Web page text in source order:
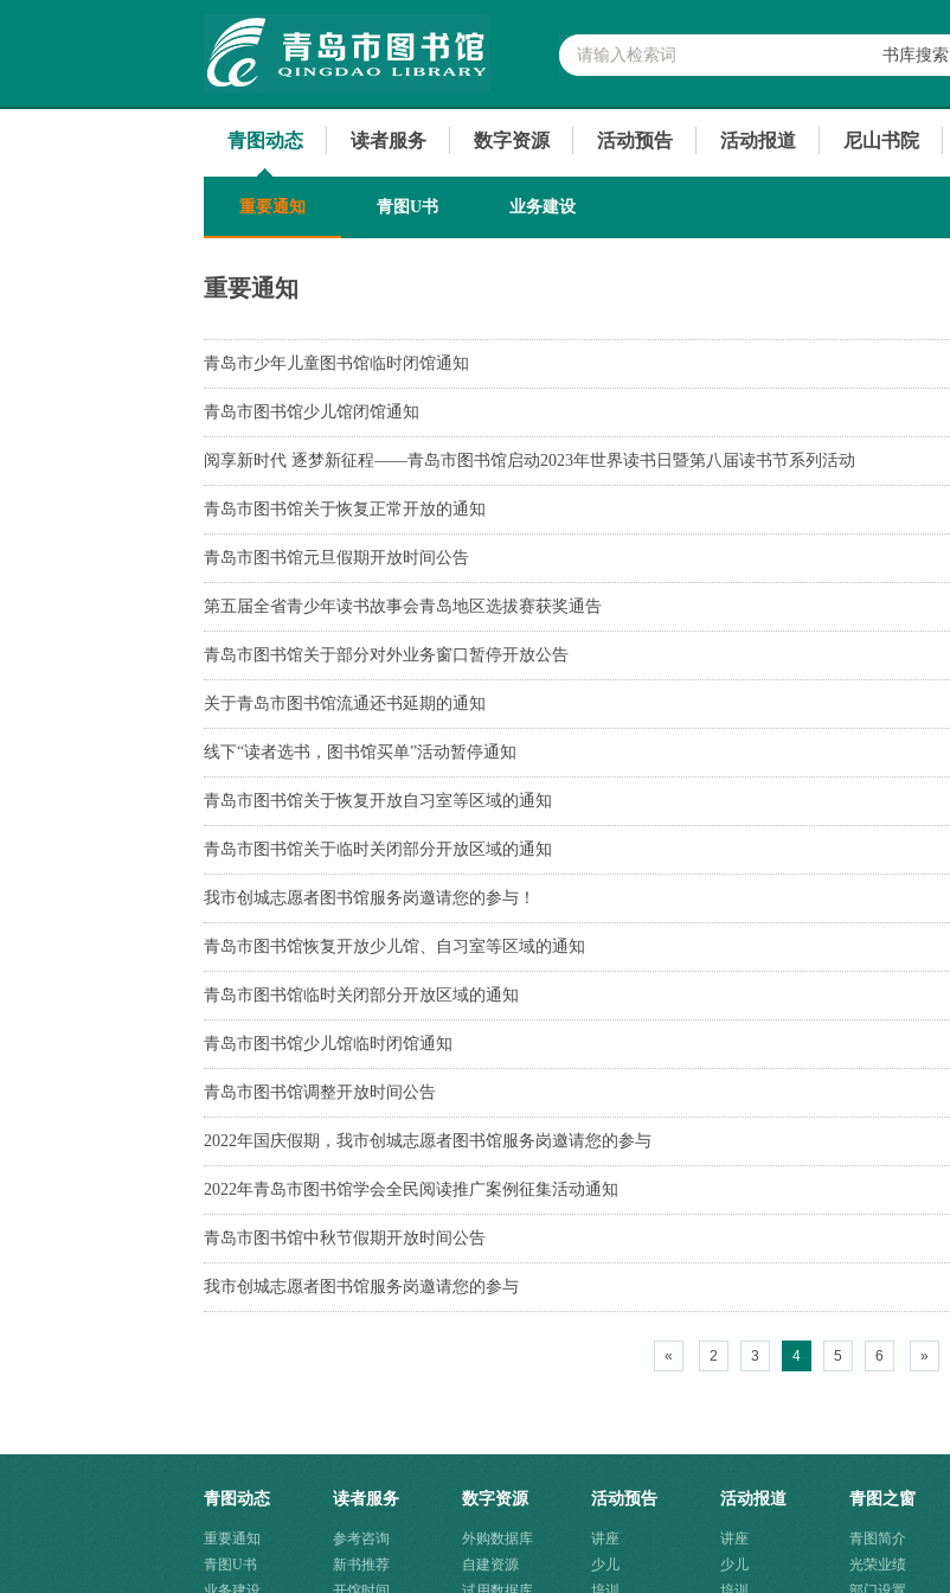
书库搜索
青图动态 读者服务 数字资源 活动预告 活动报道 尼山书院
重要通知 青图U书 业务建设
重要通知
青岛市少年儿童图书馆临时闭馆通知
青岛市图书馆少儿馆闭馆通知
阅享新时代 逐梦新征程——青岛市图书馆启动2023年世界读书日暨第八届读书节系列活动
青岛市图书馆关于恢复正常开放的通知
青岛市图书馆元旦假期开放时间公告
第五届全省青少年读书故事会青岛地区选拔赛获奖通告
青岛市图书馆关于部分对外业务窗口暂停开放公告
关于青岛市图书馆流通还书延期的通知
线下“读者选书，图书馆买单”活动暂停通知
青岛市图书馆关于恢复开放自习室等区域的通知
青岛市图书馆关于临时关闭部分开放区域的通知
我市创城志愿者图书馆服务岗邀请您的参与！
青岛市图书馆恢复开放少儿馆、自习室等区域的通知
青岛市图书馆临时关闭部分开放区域的通知
青岛市图书馆少儿馆临时闭馆通知
青岛市图书馆调整开放时间公告
2022年国庆假期，我市创城志愿者图书馆服务岗邀请您的参与
2022年青岛市图书馆学会全民阅读推广案例征集活动通知
青岛市图书馆中秋节假期开放时间公告
我市创城志愿者图书馆服务岗邀请您的参与
« 2 3 4 5 6 »
青图动态
重要通知
青图U书
读者服务
参考咨询
新书推荐
数字资源
外购数据库
自建资源
活动预告
讲座
少儿
活动报道
讲座
少儿
青图之窗
青图简介
光荣业绩